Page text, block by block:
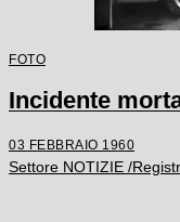
FOTO
Incidente
03 FEBBRAIO 1960
Settore NOTIZIE /